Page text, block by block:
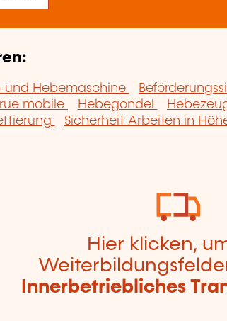
und Hebemaschine
mobile Hebegondel
Sicherheit Arbeiten in
Hier klicken,
Innerbetriebliches